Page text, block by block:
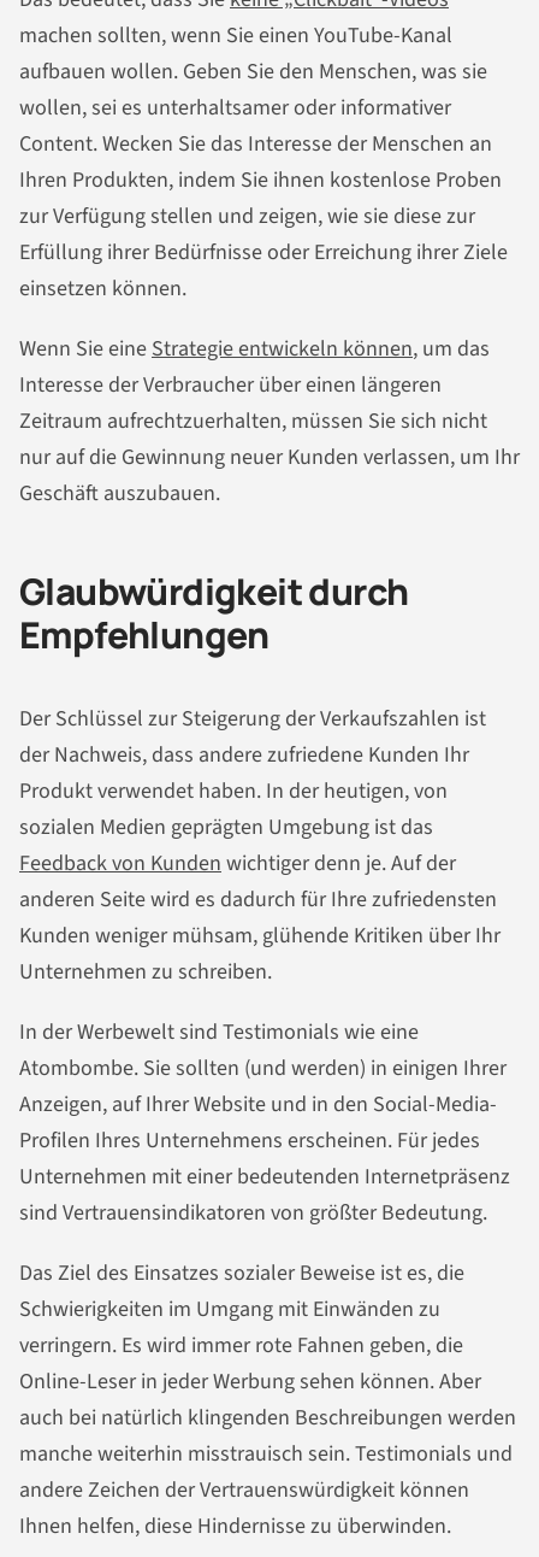
machen sollten, wenn Sie einen YouTube-Kanal
aufbauen wollen. Geben Sie den Menschen, was sie
wollen, sei es unterhaltsamer oder informativer
Content. Wecken Sie das Interesse der Menschen an
Ihren Produkten, indem Sie ihnen kostenlose Proben
zur Verfügung stellen und zeigen, wie sie diese zur
Erfüllung ihrer Bedürfnisse oder Erreichung ihrer Ziele
einsetzen können.
Wenn Sie eine Strategie entwickeln können, um das
Interesse der Verbraucher über einen längeren
Zeitraum aufrechtzuerhalten, müssen Sie sich nicht
nur auf die Gewinnung neuer Kunden verlassen, um Ihr
Geschäft auszubauen.
Glaubwürdigkeit durch
Empfehlungen
Der Schlüssel zur Steigerung der Verkaufszahlen ist
der Nachweis, dass andere zufriedene Kunden Ihr
Produkt verwendet haben. In der heutigen, von
sozialen Medien geprägten Umgebung ist das
Feedback von Kundenwichtiger denn je. Auf der
anderen Seite wird es dadurch für Ihre zufriedensten
Kunden weniger mühsam, glühende Kritiken über Ihr
Unternehmen zu schreiben.
In der Werbewelt sind Testimonials wie eine
Atombombe. Sie sollten (und werden) in einigen Ihrer
Anzeigen, auf Ihrer Website und in den Social-Media-
Profilen Ihres Unternehmens erscheinen. Für jedes
Unternehmen mit einer bedeutenden Internetpräsenz
sind Vertrauensindikatoren von größter Bedeutung.
Das Ziel des Einsatzes sozialer Beweise ist es, die
Schwierigkeiten im Umgang mit Einwänden zu
verringern. Es wird immer rote Fahnen geben, die
Online-Leser in jeder Werbung sehen können. Aber
auch bei natürlich klingenden Beschreibungen werden
manche weiterhin misstrauisch sein. Testimonials und
andere Zeichen der Vertrauenswürdigkeit können
Ihnen helfen, diese Hindernisse zu überwinden.